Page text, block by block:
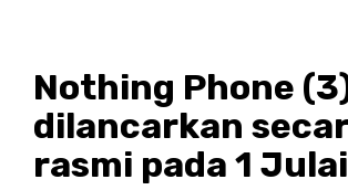
Nothing Phone
dilancarkan
rasmi pada 1